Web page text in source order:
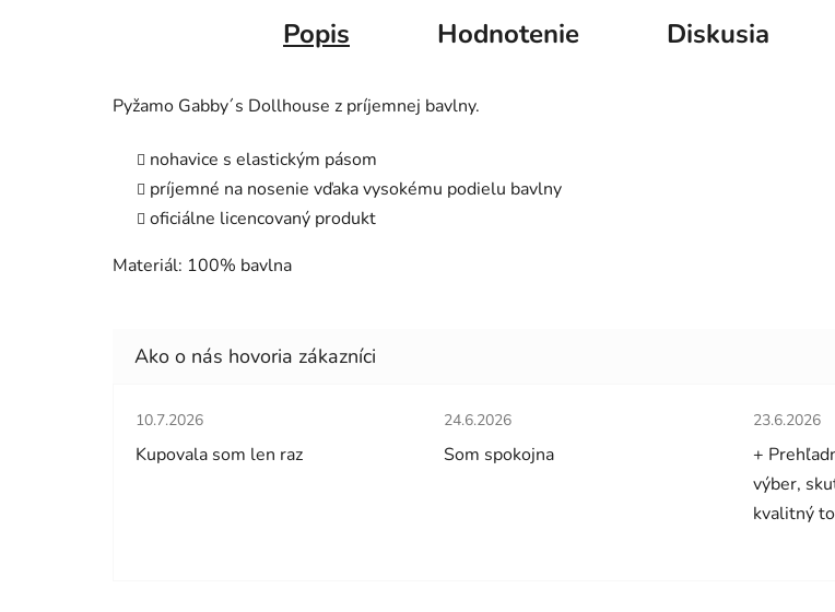
Popis Hodnotenie Diskusia
Pyžamo Gabby´s Dollhouse z príjemnej bavlny.
nohavice s elastickým pásom
príjemné na nosenie vďaka vysokému podielu bavlny
oficiálne licencovaný produkt
Materiál: 100% bavlna
Hodnotenie obchodu je 5 z 5 hviezdičiek.
10.7.2026
Kupovala som len raz
Hodnotenie obchodu je 5 z 5 hviezdičiek.
24.6.2026
Som spokojna
23.6.2026
+
výber,
kvalitný